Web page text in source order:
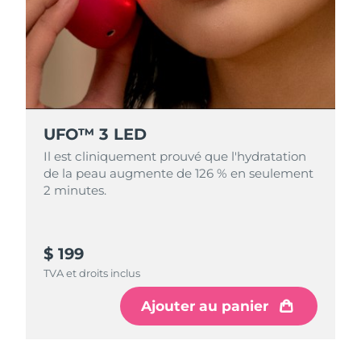
UFO™ 3 LED
Il est cliniquement prouvé que l'hydratation
de la peau augmente de 126 % en seulement
2 minutes.
$ 199
TVA et droits inclus
Ajouter au panier
Singapour Livraison estimée 8/12/26
Slovaquie Livraison estimée
Afrique du Sud
Corée du Sud Livraison estimée8/12/26
Suisse
Livraison estimée 8/15/26